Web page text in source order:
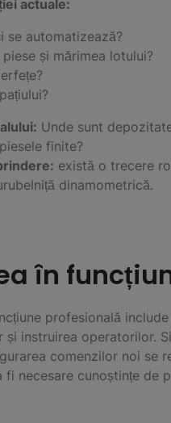
actuale:
se automatizează?
piese și mărimea lotului?
Unde sunt
finite?
există o trecere
dinamometrică.
în
profesională
și instruirea operatorilor.
comenzilor noi se
fi necesare cunoștințe de